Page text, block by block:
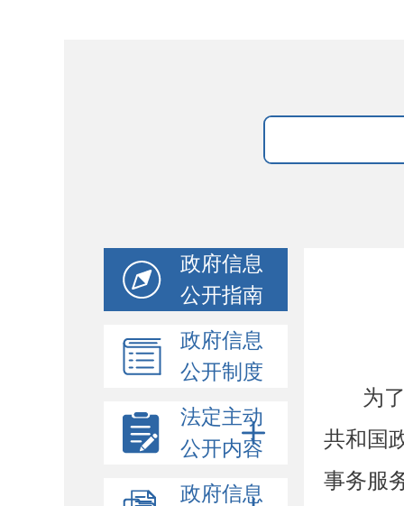
政府信息
公开指南
政府信息
公开制度
法定主动
公开内容
政府信息
为
共和国
事务服